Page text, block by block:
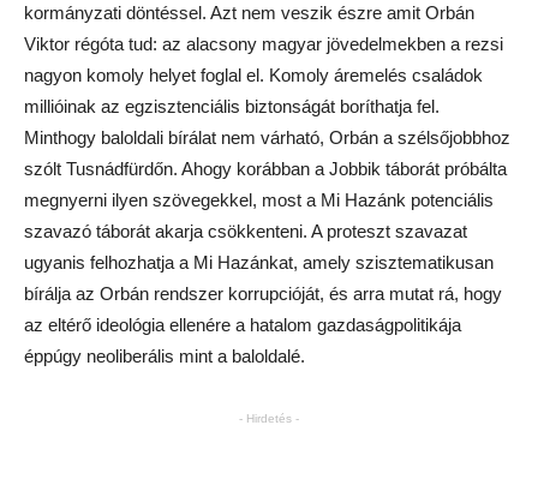
kormányzati döntéssel. Azt nem veszik észre amit Orbán
Viktor régóta tud: az alacsony magyar jövedelmekben a rezsi
nagyon komoly helyet foglal el. Komoly áremelés családok
millióinak az egzisztenciális biztonságát boríthatja fel.
Minthogy baloldali bírálat nem várható, Orbán a szélsőjobbhoz
szólt Tusnádfürdőn. Ahogy korábban a Jobbik táborát próbálta
megnyerni ilyen szövegekkel, most a Mi Hazánk potenciális
szavazó táborát akarja csökkenteni. A proteszt szavazat
ugyanis felhozhatja a Mi Hazánkat, amely szisztematikusan
bírálja az Orbán rendszer korrupcióját, és arra mutat rá, hogy
az eltérő ideológia ellenére a hatalom gazdaságpolitikája
éppúgy neoliberális mint a baloldalé.
- Hirdetés -